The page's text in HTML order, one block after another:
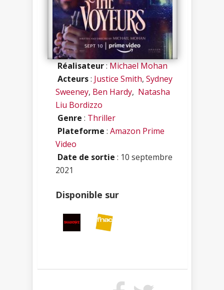
Réalisateur:Michael Mohan
Acteurs: Justice Smith, Sydney
Sweeney, Ben Hardy, Natasha
Liu Bordizzo
Genre : Thriller
Plateforme : Amazon Prime
Video
Date de sortie : 10 septembre
2021
Disponible sur